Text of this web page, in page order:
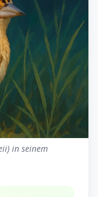
in seinem